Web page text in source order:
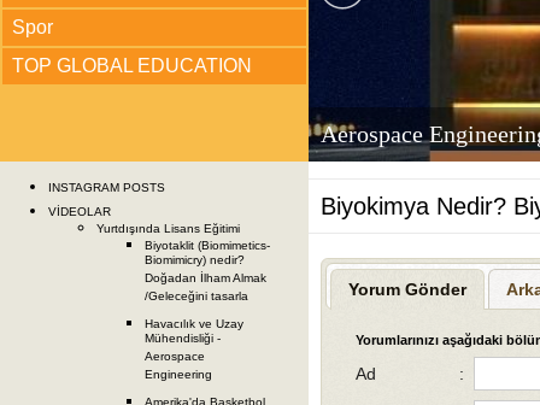
Spor
TOP GLOBAL EDUCATION
INSTAGRAM POSTS
VİDEOLAR
Yurtdışında Lisans Eğitimi
Biyotaklit (Biomimetics-
Biomimicry) nedir?
Doğadan İlham Almak
/Geleceğini tasarla
Havacılık ve Uzay
Mühendisliği -
Aerospace
Engineering
Amerika'da Basketbol
Aerospace
Biyokimya Nedir?
Yorum Gönder
Yorumlarınızı aşağıdaki
Ad :